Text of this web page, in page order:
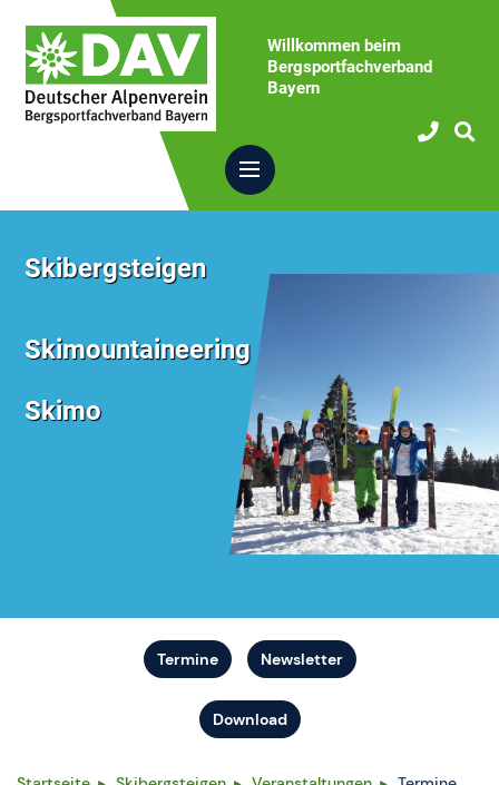
Willkommen beim
Bergsportfachverband
Bayern
Skibergsteigen
Skimountaineering
Skimo
Termine Newsletter
Download